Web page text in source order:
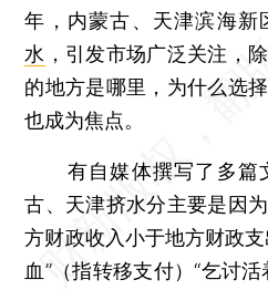
年，内蒙古、天津滨海新
水 ，引发市场广泛关注，
的地方是哪里，为什么选
也成为焦点。
有自媒体撰写了多篇
古、天津挤水分主要是因
方财政收入小于地方财政
血”（指转移支付）“乞讨